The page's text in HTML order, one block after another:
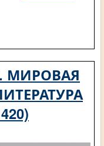
МИРОВАЯ